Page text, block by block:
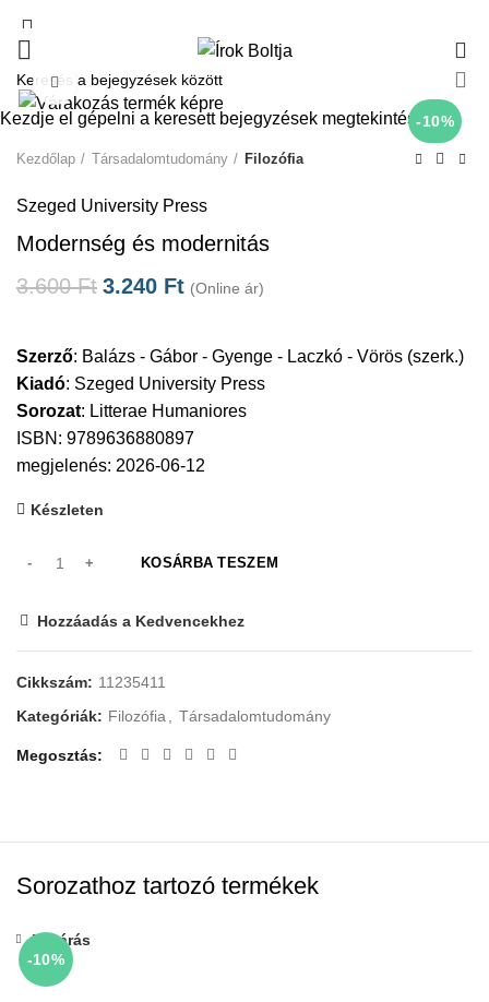
-10%
Click to enlarge
Kezdőlap Társadalomtudomány Filozófia
Szeged University Press
Modernség és modernitás
3.600Ft 3.240 Ft (Online ár)
Szerző: Balázs - Gábor - Gyenge - Laczkó - Vörös (szerk.)
Kiadó: Szeged University Press
Sorozat: Litterae Humaniores
ISBN: 9789636880897
megjelenés: 2026-06-12
Készleten
KOSÁRBA TESZEM
Hozzáadás a Kedvencekhez
Cikkszám: 11235411
Kategóriák: Filozófia, Társadalomtudomány
Megosztás
Sorozathoz tartozó termékek
-10%
Bezárás
Kezdje el gépelni a keresett bejegyzések megtekintéséhez.